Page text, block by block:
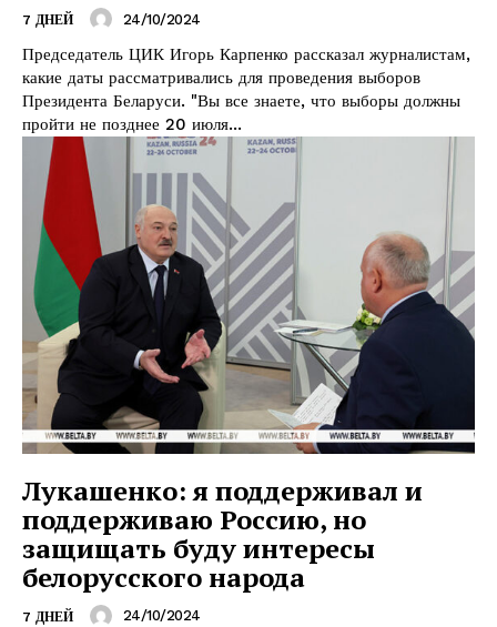
7 ДНЕЙ 24/10/2024
Председатель ЦИК Игорь Карпенко рассказал журналистам,
какие даты рассматривались для проведения выборов
Президента Беларуси. "Вы все знаете, что выборы должны
пройти не позднее 20 июля...
Лукашенко: я поддерживал и
поддерживаю Россию, но
защищать буду интересы
белорусского народа
7 ДНЕЙ 24/10/2024